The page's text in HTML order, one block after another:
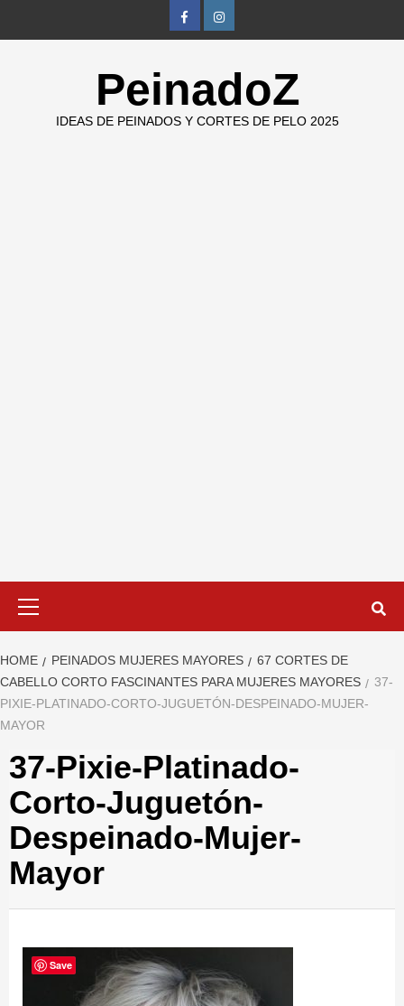
FB IG
PeinadoZ
IDEAS DE PEINADOS Y CORTES DE PELO 2025
HOME PEINADOS MUJERES MAYORES
67 CORTES DE
CABELLO CORTO FASCINANTES PARA MUJERES MAYORES
37-
PIXIE-PLATINADO-CORTO-JUGUETÓN-DESPEINADO-MUJER-
MAYOR
37-Pixie-Platinado-
Corto-Juguetón-
Despeinado-Mujer-
Mayor
Save